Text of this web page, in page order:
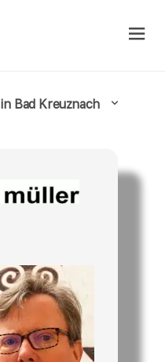
Bad Kreuznach